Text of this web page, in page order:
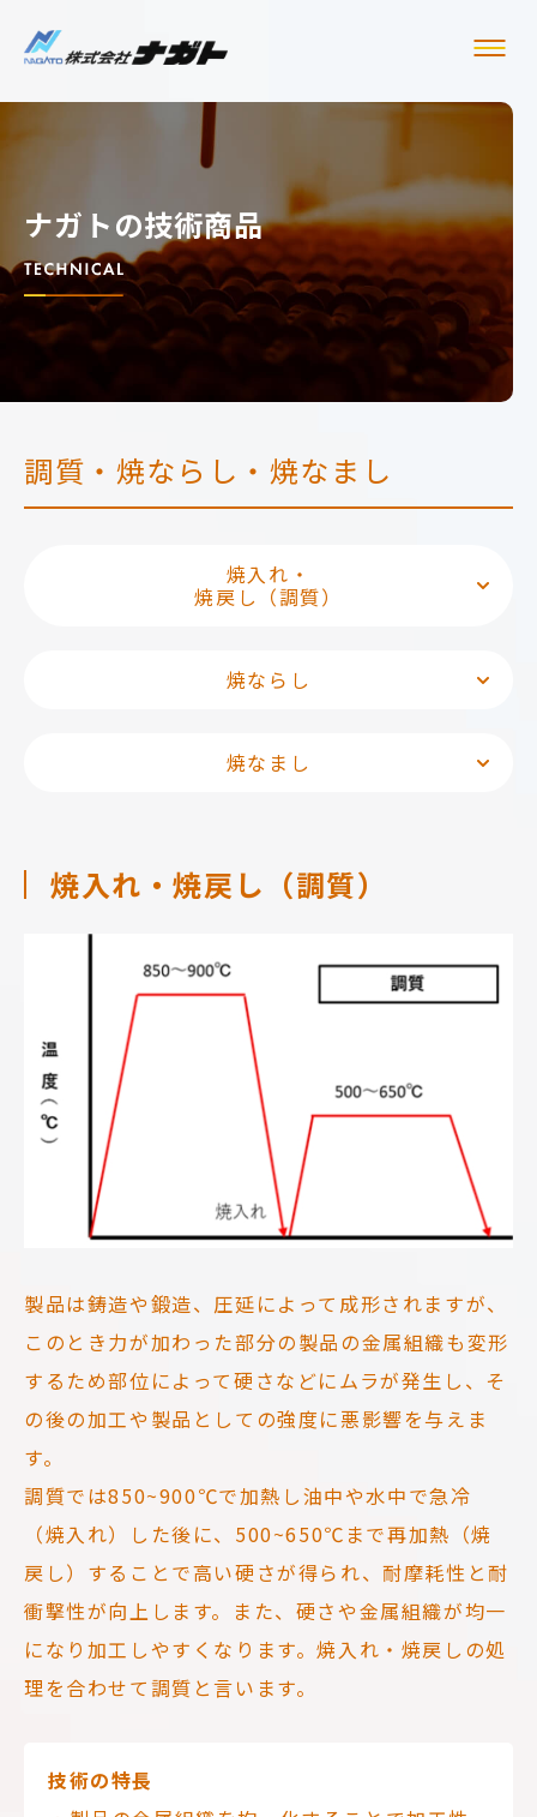
ナガトの技術商品
調質・焼ならし・焼なまし
焼入れ・
焼戻し（調質）
焼ならし
焼なまし
焼入れ・焼戻し（調質）
製品は鋳造や鍛造、圧延によって成形されますが、
このとき力が加わった部分の製品の金属組織も変形
するため部位によって硬さなどにムラが発生し、そ
の後の加工や製品としての強度に悪影響を与えま
す。
調質では850~900℃で加熱し油中や水中で急冷
（焼入れ）した後に、500~650℃まで再加熱（焼
戻し）することで高い硬さが得られ、耐摩耗性と耐
衝撃性が向上します。また、硬さや金属組織が均一
になり加工しやすくなります。焼入れ・焼戻しの処
理を合わせて調質と言います。
技術の特長